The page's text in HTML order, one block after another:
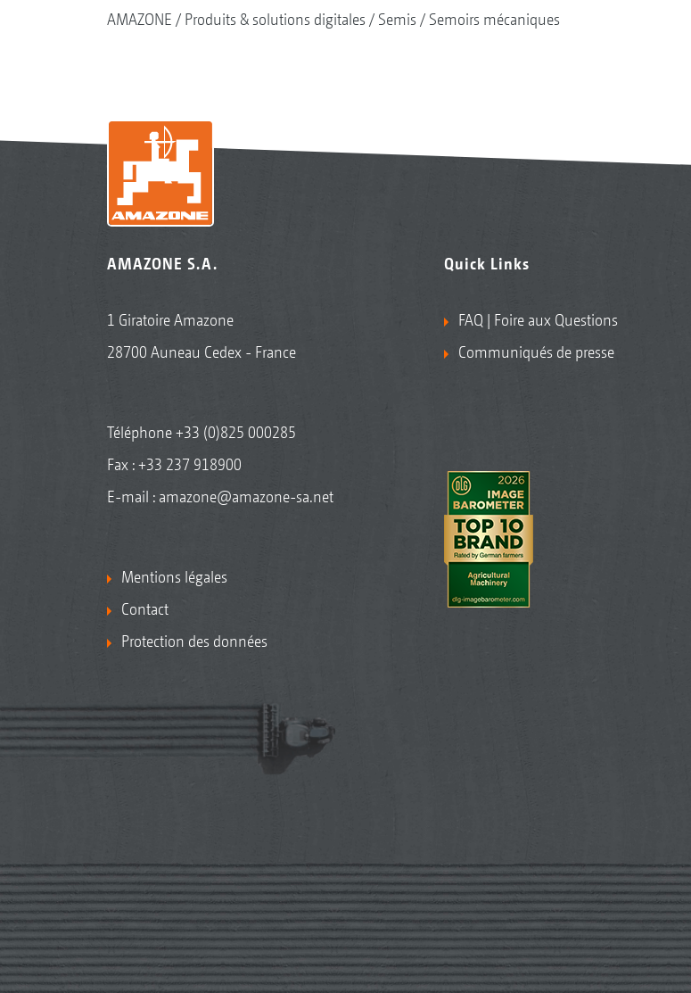
AMAZONE Produits & solutions digitales Semis Semoirs mécaniques
AMAZONE S.A.
1 Giratoire Amazone
28700 Auneau Cedex - France
Téléphone+33 (0)825 000285
Fax : +33 237 918900
E-mail : amazone@amazone-sa.net
Mentions légales
Contact
Protection des données
Quick Links
FAQ | Foire aux Questions
Communiqués de presse